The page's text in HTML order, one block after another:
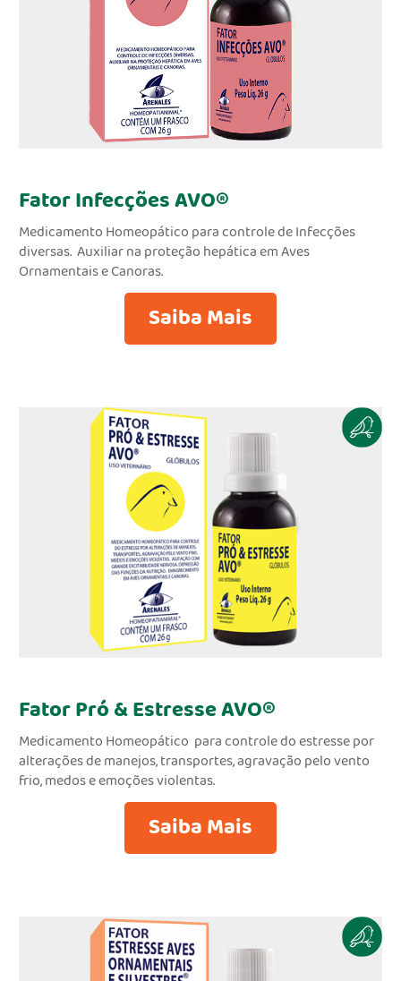
Fator Infecções AVO®
Medicamento Homeopático para controle de Infecções
diversas. Auxiliar na proteção hepática em Aves
Ornamentais e Canoras.
Saiba Mais
Fator Pró & Estresse AVO®
Medicamento Homeopático para controle do estresse por
alterações de manejos, transportes, agravação pelo vento
frio, medos e emoções violentas.
Saiba Mais